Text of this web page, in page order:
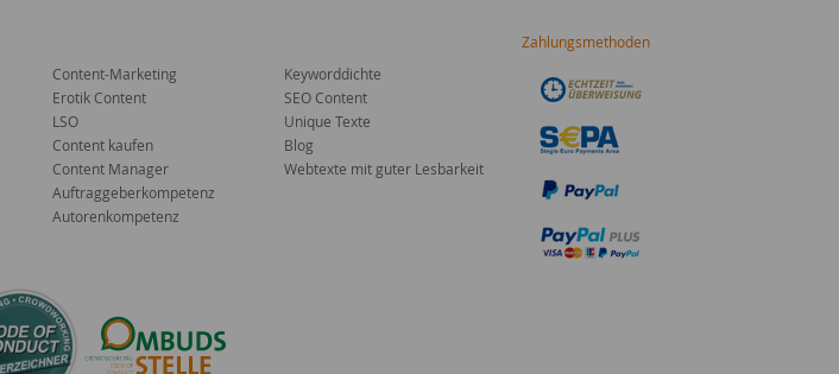
Content-Marketing
Erotik Content
LSO
Content kaufen
Content Manager
Auftraggeberkompetenz
Autorenkompetenz
Keyworddichte
SEO Content
Unique Texte
Blog
Webtexte mit guter Lesbarkeit
Zahlungsmethoden